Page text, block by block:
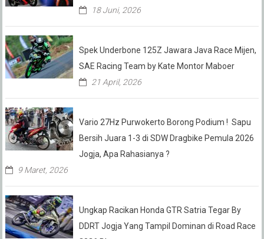
18 Juni, 2026
Spek Underbone 125Z Jawara Java Race Mijen,
SAE Racing Team by Kate Montor Maboer
21 April, 2026
Vario 27Hz Purwokerto Borong Podium ! Sapu
Bersih Juara 1-3 di SDW Dragbike Pemula 2026
Jogja, Apa Rahasianya ?
9 Maret, 2026
Ungkap Racikan Honda GTR Satria Tegar By
DDRT Jogja Yang Tampil Dominan di Road Race